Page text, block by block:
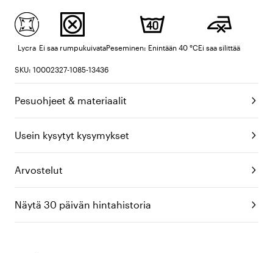
Lycra Ei saa rumpukuivataPeseminen: Enintään 40 °CEi saa silittää
SKU: 10002327-1085-13436
Pesuohjeet & materiaalit
Usein kysytyt kysymykset
Arvostelut
Näytä 30 päivän hintahistoria